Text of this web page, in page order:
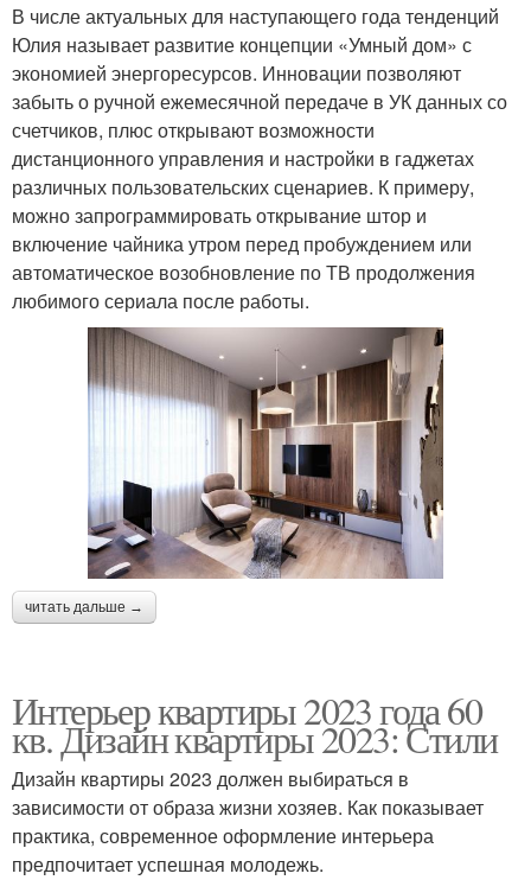
В числе актуальных для наступающего года тенденций
Юлия называет развитие концепции «Умный дом» с
экономией энергоресурсов. Инновации позволяют
забыть о ручной ежемесячной передаче в УК данных со
счетчиков, плюс открывают возможности
дистанционного управления и настройки в гаджетах
различных пользовательских сценариев. К примеру,
можно запрограммировать открывание штор и
включение чайника утром перед пробуждением или
автоматическое возобновление по ТВ продолжения
любимого сериала после работы.
читать дальше →
Интерьер квартиры 2023 года 60
кв. Дизайн квартиры 2023: Стили
Дизайн квартиры 2023 должен выбираться в
зависимости от образа жизни хозяев. Как показывает
практика, современное оформление интерьера
предпочитает успешная молодежь.